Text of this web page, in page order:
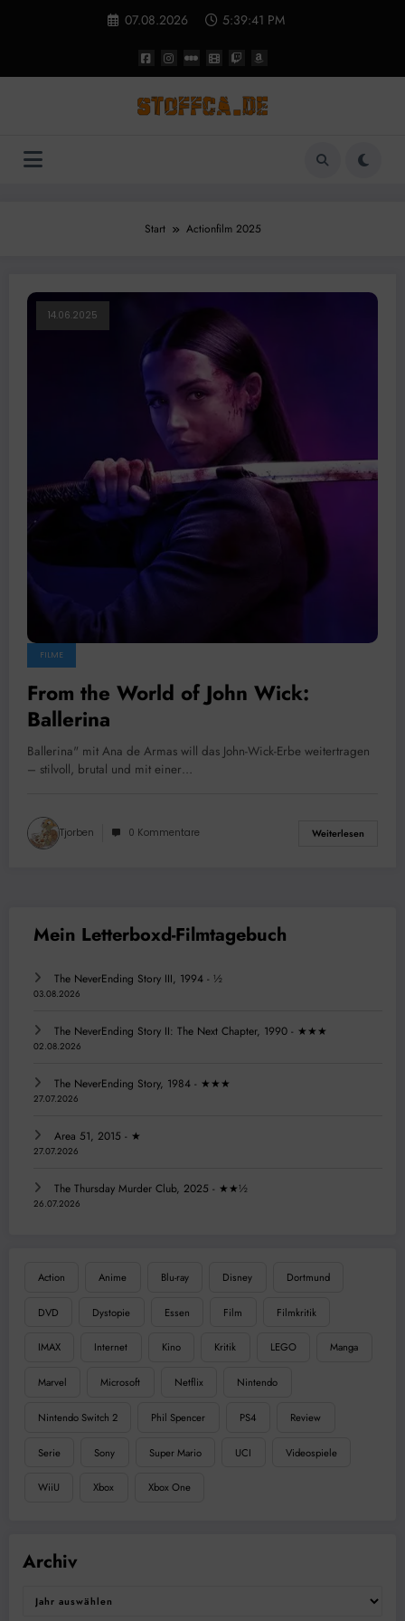
07.08.2026 5:39:42 PM
Start Actionfilm 2025
14.06.2025
FILME
From the World of John Wick:
Ballerina
Ballerina" mit Ana de Armas will das John-Wick-Erbe weitertragen
– stilvoll, brutal und mit einer…
Tjorben 0 Kommentare Weiterlesen
The NeverEnding Story III, 1994 - ½
03.08.2026
The NeverEnding Story II: The Next Chapter, 1990 - ★★★
02.08.2026
The NeverEnding Story, 1984 - ★★★
27.07.2026
Area 51, 2015 - ★
27.07.2026
The Thursday Murder Club, 2025 - ★★½
26.07.2026
Action Anime Blu-ray Disney Dortmund
DVD Dystopie Essen Film Filmkritik
IMAX Internet Kino Kritik LEGO Manga
Marvel Microsoft Netflix Nintendo
Nintendo Switch 2 Phil Spencer PS4 Review
Serie Sony Super Mario UCI Videospiele
WiiU Xbox Xbox One